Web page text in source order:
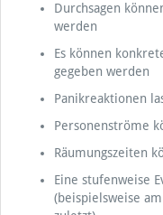
Durchsagen
werden
Es können
gegeben werden
Panikreaktionen
Personenströme
Räumungszeiten
Eine stufenweise
(beispielsweise